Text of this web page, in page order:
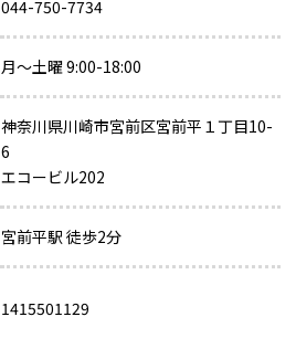
044-750-7734
月～土曜 9:00-18:00
神奈川県川崎市宮前区宮前平１丁目10-
6
エコービル202
宮前平駅 徒歩2分
1415501129